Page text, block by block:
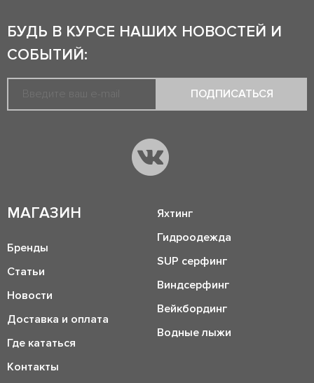
БУДЬ В КУРСЕ НАШИХ НОВОСТЕЙ И
СОБЫТИЙ:
ПОДПИСАТЬСЯ
МАГАЗИН
Бренды
Статьи
Новости
Доставка и оплата
Где кататься
Контакты
Яхтинг
Гидроодежда
SUP серфинг
Виндсерфинг
Вейкбординг
Водные лыжи